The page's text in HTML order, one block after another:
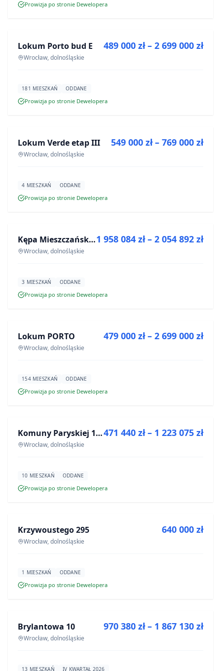
Prowizja po stronie Dewelopera
INWESTYCJA
Lokum Porto bud E
Wrocław, dolnośląskie
489 000 zł – 2 699 000 zł
181 MIESZKAŃ ODDANE
Prowizja po stronie Dewelopera
INWESTYCJA
Lokum Verde etap III
Wrocław, dolnośląskie
549 000 zł – 769 000 zł
4 MIESZKAŃ ODDANE
Prowizja po stronie Dewelopera
INWESTYCJA Kępa Mieszczańska - lokale użytkowe
Wrocław, dolnośląskie
1 958 084 zł – 2 054 892 zł
3 MIESZKAŃ ODDANE
Prowizja po stronie Dewelopera
INWESTYCJA
Lokum PORTO
Wrocław, dolnośląskie
479 000 zł – 2 699 000 zł
154 MIESZKAŃ ODDANE
Prowizja po stronie Dewelopera
INWESTYCJA Komuny Paryskiej 19a
Wrocław, dolnośląskie
471 440 zł – 1 223 075 zł
10 MIESZKAŃ ODDANE
Prowizja po stronie Dewelopera
INWESTYCJA
Krzywoustego 295
Wrocław, dolnośląskie
640 000 zł
1 MIESZKAŃ ODDANE
Prowizja po stronie Dewelopera
INWESTYCJA
Brylantowa 10
Wrocław, dolnośląskie
970 380 zł – 1 867 130 zł
13 MIESZKAŃ IV KWARTAŁ 2026